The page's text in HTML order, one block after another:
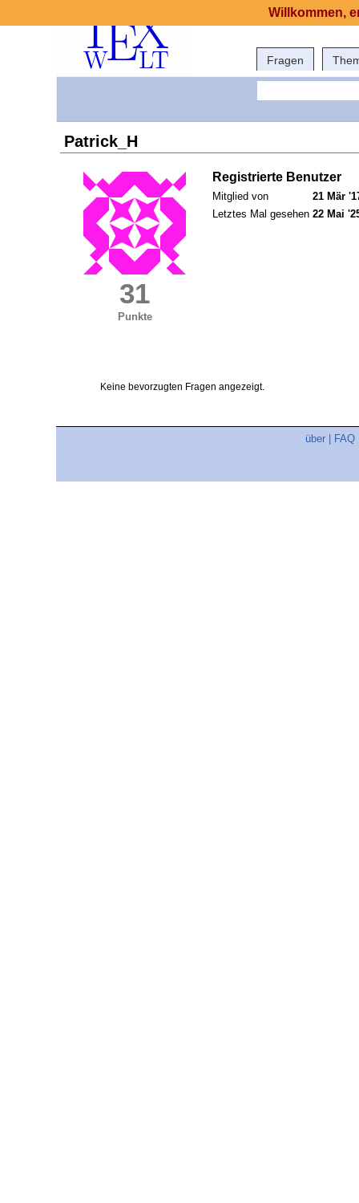
Fragen
Patrick_H
31
Punkte
Registrierte Benutzer
Mitglied von
21 Mär
Letztes Mal gesehen 22 Mai
Keine bevorzugten Fragen angezeigt.
über FAQ
Willkommen,